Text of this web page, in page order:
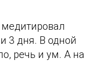
3 дня. В одной
речь и ум. А на